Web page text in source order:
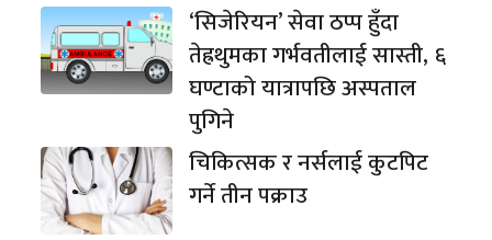
‘सिजेरियन’ सेवा ठप्प हुँदा
तेह्रथुमका गर्भवतीलाई सास्ती, ६
घण्टाको यात्रापछि अस्पताल
पुगिने
चिकित्सक र नर्सलाई कुटपिट
गर्ने तीन पक्राउ